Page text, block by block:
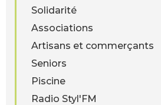
Solidarité
Associations
Artisans et commerçants
Seniors
Piscine
Radio Styl'FM